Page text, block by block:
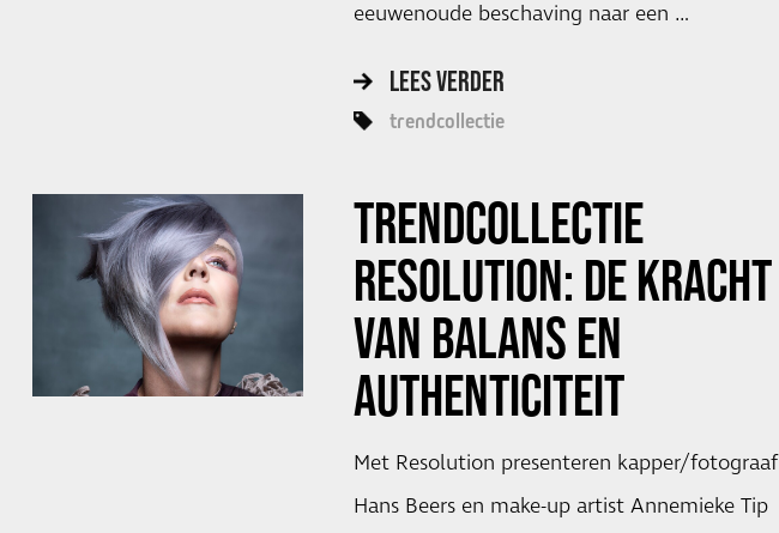
eeuwenoude beschaving naar een …
LEES VERDER
trendcollectie
TRENDCOLLECTIE
RESOLUTION: DE KRACHT
VAN BALANS EN
AUTHENTICITEIT
Met Resolution presenteren kapper/fotograaf
Hans Beers en make-up artist Annemieke Tip